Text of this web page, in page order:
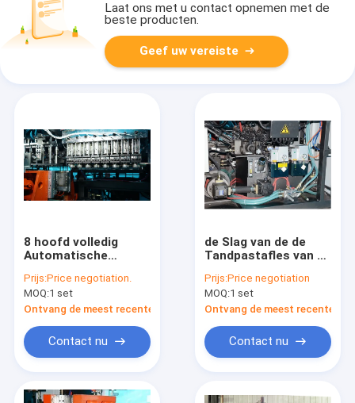
Laat ons met u contact opnemen met de
beste producten.
Geef uw vereiste
8 hoofd volledig
Automatische
Vormen Machine
MP90FS IML 350kN
het Vastklemmen
Kracht
Prijs:Price negotiation.
MOQ:1 set
Ontvang de meest recente Prijs
Contact nu
de Slag van de de
Tandpastafles van 3g
Apparaat,
Uitdrijvingsslag het
Vormen Machine met
Regelbaar
Matrijzenhoofd
Prijs:Price negotiation
MOQ:1 set
Ontvang de meest recente
Contact nu